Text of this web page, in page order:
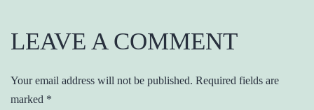
LEAVE A COMMENT
Your email address will not be published. Required fields are
marked *